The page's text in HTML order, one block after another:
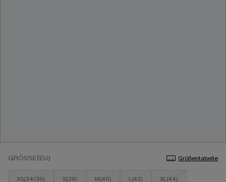
GRÖSSE(EU) Größentabelle
XS(34/36) S(38) M(40) L(42) XL(44)